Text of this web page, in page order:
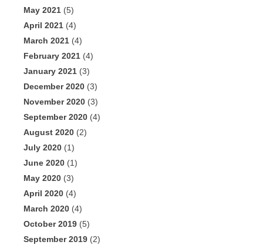
May 2021 (5)
April 2021 (4)
March 2021 (4)
February 2021 (4)
January 2021 (3)
December 2020 (3)
November 2020 (3)
September 2020 (4)
August 2020 (2)
July 2020 (1)
June 2020 (1)
May 2020 (3)
April 2020 (4)
March 2020 (4)
October 2019 (5)
September 2019 (2)